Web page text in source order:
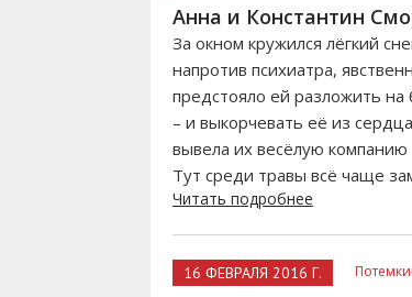
Анна и Константин
За окном кружился лёгкий
напротив психиатра,
предстояло ей разложить
– и выкорчевать её из
вывела их весёлую компанию
Тут среди травы всё чаще
Читать подробнее
16 ФЕВРАЛЯ 2016 Г.